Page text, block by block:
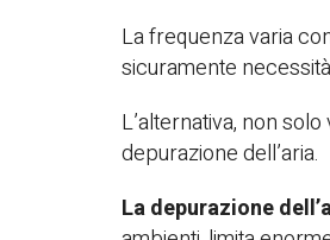
La frequenza varia
sicuramente
L’alternativa, non
depurazione dell’aria.
La depurazione